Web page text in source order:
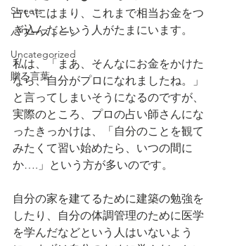
Sweets
パワーストーン
Uncategorized
贈る言葉
占いにはまり、これまで相当お金をつ
ぎ込んだという人がたまにいます。
私は、「まあ、そんなにお金をかけた
なら、自分がプロになれましたね。」
と言ってしまいそうになるのですが、
実際のところ、プロの占い師さんにな
ったきっかけは、「自分のことを観て
みたくて習い始めたら、いつの間に
か….」という方が多いのです。
自分の家を建てるために建築の勉強を
したり、自分の体調管理のために医学
を学んだなどという人はいないよう